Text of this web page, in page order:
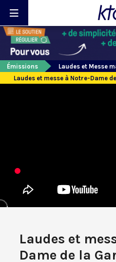
Émissions
Laudes et Messe
Laudes et messe à Notre-Dame
Laudes et
Dame de la